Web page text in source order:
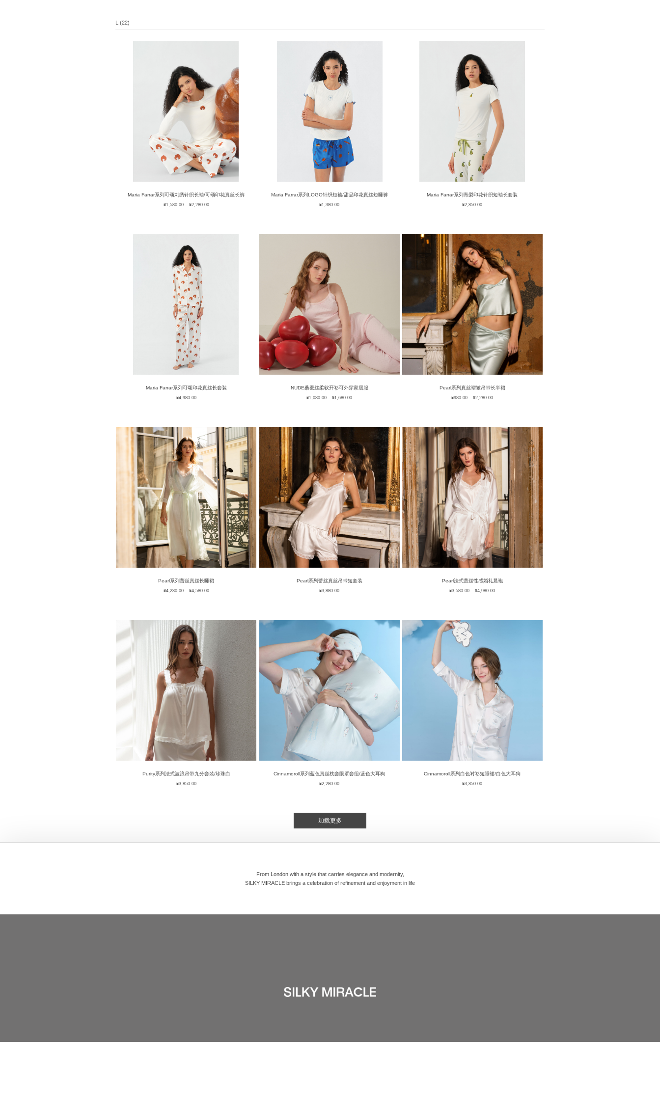
L (22)
Maria Farrar系列可颂刺绣针织长袖/可颂印花真丝长裤
¥1,580.00– ¥2,280.00
Maria Farrar系列LOGO针织短袖/甜品印花真丝短睡裤
¥1,380.00
Maria Farrar系列青梨印花针织短袖长套装
¥2,850.00
Maria Farrar系列可颂印花真丝长套装
¥4,980.00
NUDE桑蚕丝柔软开衫可外穿家居服
¥1,080.00 –¥1,680.00
Pearl系列真丝褶皱吊带长半裙
¥980.00 –¥2,280.00
Pearl系列蕾丝真丝长睡裙
¥4,280.00– ¥4,580.00
Pearl系列蕾丝真丝吊带短套装
¥3,880.00
Pearl法式蕾丝性感婚礼晨袍
¥3,580.00 –¥4,980.00
Purity系列法式波浪吊带九分套装/珍珠白
¥3,850.00
Cinnamoroll系列蓝色真丝枕套眼罩套组/蓝色大耳狗
¥2,280.00
Cinnamoroll系列白色衬衫短睡裙/白色大耳狗
¥3,850.00
加载更多
From London with a style that carries elegance and modernity,
SILKY MIRACLE brings a celebration of refinement and enjoyment in life